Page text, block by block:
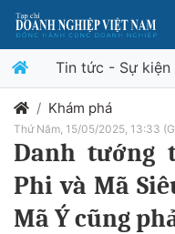
Tin tức - Sự kiện
Khám phá
Thứ Năm, 15/05/2025, 13:33
Danh tướng
Phi và Mã
Mã Ý cũng